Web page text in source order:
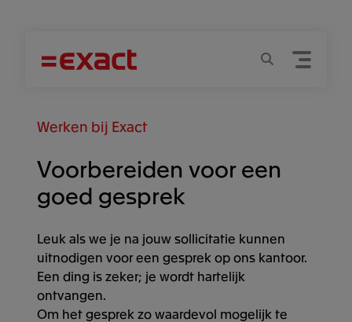
Menu
Zoeken
Werken bij Exact
Voorbereiden voor een
goed gesprek
Leuk als we je na jouw sollicitatie kunnen
uitnodigen voor een gesprek op ons kantoor.
Een ding is zeker; je wordt hartelijk
ontvangen.
Om het gesprek zo waardevol mogelijk te